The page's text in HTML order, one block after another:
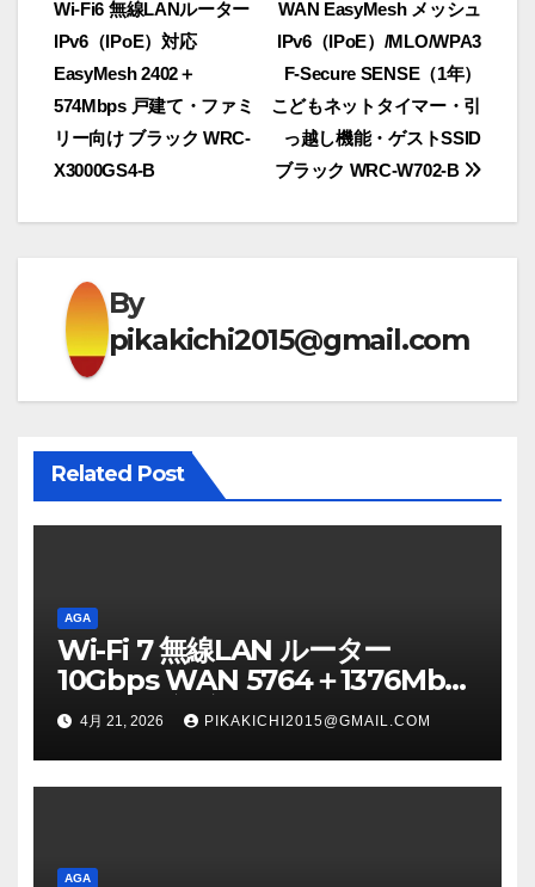
稿
ナ
ビ
ゲ
ー
シ
ョ
ン
WAN EasyMesh メッシュ
IPv6（IPoE）/MLO/WPA3
F-Secure SENSE（1年）
こどもネットタイマー・引
っ越し機能・ゲストSSID
ブラック WRC-W702-B
Wi-Fi6 無線LANルーター
IPv6（IPoE）対応
EasyMesh 2402＋
574Mbps 戸建て・ファミ
リー向け ブラック WRC-
X3000GS4-B
By
pikakichi2015@gmail.com
Related Post
AGA
Wi-Fi 7 無線LAN ルーター
10Gbps WAN 5764＋1376Mbps
メッシュ対応 IPv6（IPoE） AIセ
キュリティ搭載（F-Secure
SENSE） ブラック WRC-
4月 21, 2026 PIKAKICHI2015@GMAIL.COM
AGA